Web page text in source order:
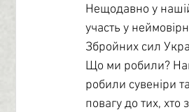
Учнівське самоврядування
Нещодавно у нашій
участь у
Збройних сил
Що ми робили?
робили сувеніри
повагу до тих,